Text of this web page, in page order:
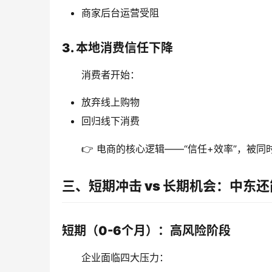
商家后台运营受阻
3. 本地消费信任下降
消费者开始：
放弃线上购物
回归线下消费
👉 电商的核心逻辑——“信任+效率”，被同时
三、短期冲击 vs 长期机会：中东还
短期（0-6个月）：高风险阶段
企业面临四大压力：